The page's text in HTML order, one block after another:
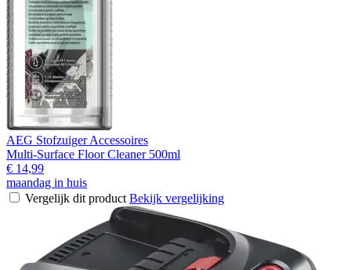
AEG Stofzuiger Accessoires
Multi-Surface Floor Cleaner 500ml
€ 14,99
maandag in huis
Vergelijk dit product Bekijk vergelijking